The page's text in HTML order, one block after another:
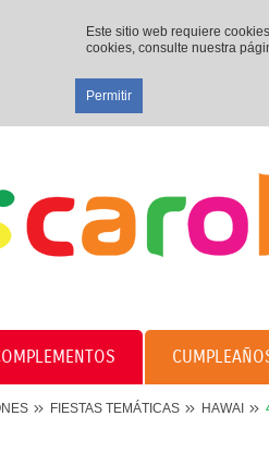
Este sitio web requiere
cookies, consulte nuestra
Permitir
FIESTAS TEMÁTICAS HAWAI